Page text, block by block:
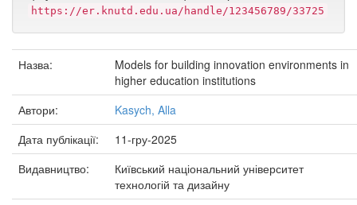
https://er.knutd.edu.ua/handle/123456789/33725
Назва:
Models for building innovation environments in
higher education institutions
Автори:
Kasych, Alla
Дата публікації:
11-гру-2025
Видавництво:
Київський національний університет
технологій та дизайну